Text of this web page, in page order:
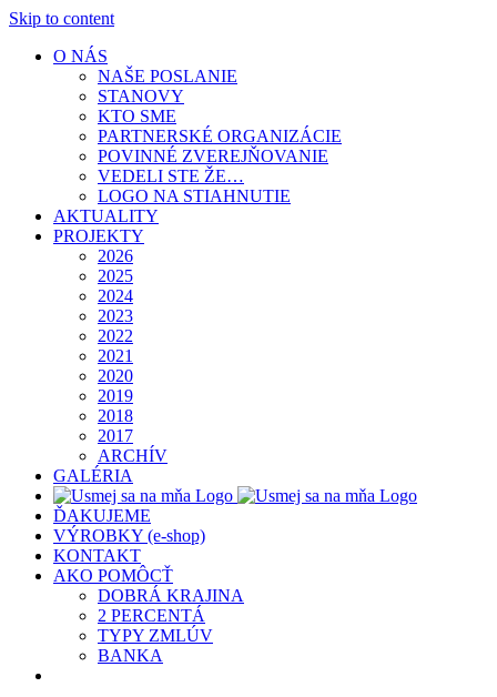
Skip to content
O NÁS
NAŠE POSLANIE
STANOVY
KTO SME
PARTNERSKÉ ORGANIZÁCIE
POVINNÉ ZVEREJŇOVANIE
VEDELI STE ŽE…
LOGO NA STIAHNUTIE
AKTUALITY
PROJEKTY
2026
2025
2024
2023
2022
2021
2020
2019
2018
2017
ARCHÍV
GALÉRIA
ĎAKUJEME
VÝROBKY (e-shop)
KONTAKT
AKO POMÔCŤ
DOBRÁ KRAJINA
2 PERCENTÁ
TYPY ZMLÚV
BANKA